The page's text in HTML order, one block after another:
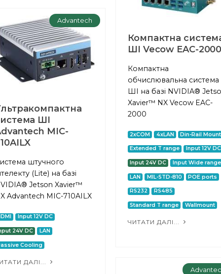
Компактна
ШІ Vecow EAC-
Компактна
обчислювальна система
ШІ на базі NVIDIA®
Xavier™ NX Vecow EAC-
2000
2xCOM 4xLAN Din-Rail Mount
Extended T range Input 12V DC
Input 24V DC Input Wide range
LAN MIL-STD-810 POE ports
RS232 RS485
Standard T range Wallmount
ЧИТАТИ ДАЛІ...
Advantech
ШІ
MIC-
штучного
(Lite) на базі
Jetson Xavier™
Advantech MIC-710AILX
Input 12V DC
24V DC LAN
Cooling
ДАЛІ...